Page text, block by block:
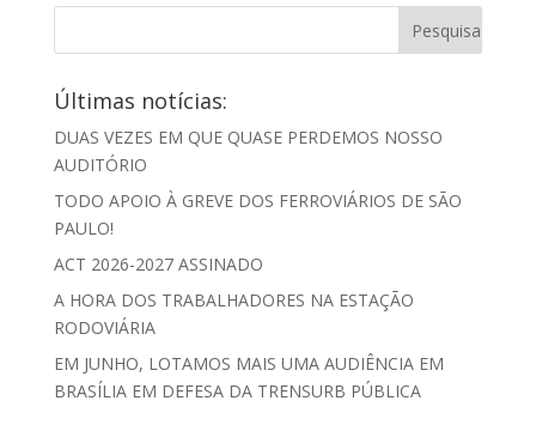
Últimas notícias:
DUAS VEZES EM QUE QUASE PERDEMOS NOSSO
AUDITÓRIO
TODO APOIO À GREVE DOS FERROVIÁRIOS DE SÃO
PAULO!
ACT 2026-2027 ASSINADO
A HORA DOS TRABALHADORES NA ESTAÇÃO
RODOVIÁRIA
EM JUNHO, LOTAMOS MAIS UMA AUDIÊNCIA EM
BRASÍLIA EM DEFESA DA TRENSURB PÚBLICA